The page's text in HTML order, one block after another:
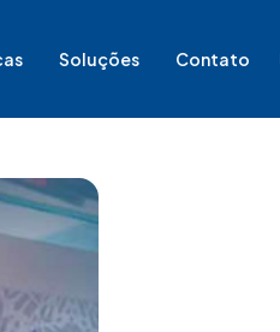
Soluções Contato